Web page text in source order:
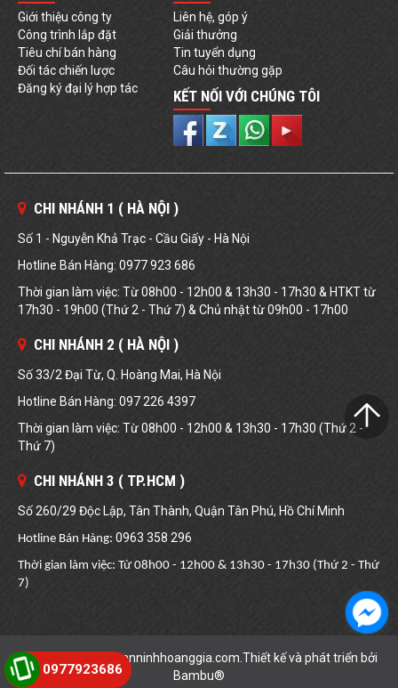
Giới thiệu công ty
Công trình lắp đặt
Tiêu chí bán hàng
Đối tác chiến lược
Đăng ký đại lý hợp tác
Liên hệ, góp ý
Giải thưởng
Tin tuyển dụng
Câu hỏi thường gặp
KẾT NỐI VỚI CHÚNG TÔI
CHI NHÁNH 1 ( HÀ NỘI )
Số 1 - Nguyễn Khả Trạc - Cầu Giấy - Hà Nội
Hotline Bán Hàng: 0977 923 686
Thời gian làm việc: Từ 08h00 - 12h00 & 13h30 - 17h30 & HTKT từ
17h30 - 19h00 (Thứ 2 - Thứ 7) & Chủ nhật từ 09h00 - 17h00
CHI NHÁNH 2 ( HÀ NỘI )
Số 33/2 Đại Từ, Q. Hoàng Mai, Hà Nội
Hotline Bán Hàng: 097 226 4397
Thời gian làm việc: Từ 08h00 - 12h00 & 13h30 - 17h30 (Thứ 2 -
Thứ 7)
CHI NHÁNH 3 ( TP.HCM )
Số 260/29 Độc Lập, Tân Thành, Quận Tân Phú, Hồ Chí Minh
Hotline Bán Hàng: 0963 358 296
Thời gian làm việc: Từ 08h00 - 12h00 & 13h30 - 17h30 (Thứ 2 - Thứ
7)
Copyright © 2019 anninhhoanggia.com.Thiết kế và phát triển bởi
Bambu®
0977923686